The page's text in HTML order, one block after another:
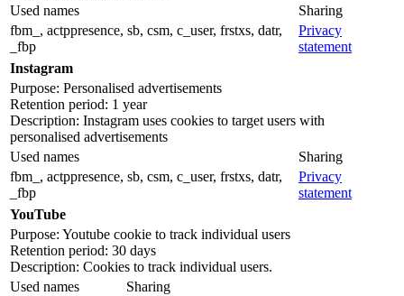
Used names
Sharing
fbm_, actppresence, sb, csm, c_user, frstxs, datr,
_fbp
Privacy
statement
Instagram
Purpose: Personalised advertisements
Retention period: 1 year
Description: Instagram uses cookies to target users with
personalised advertisements
Used names
Sharing
fbm_, actppresence, sb, csm, c_user, frstxs, datr,
_fbp
Privacy
statement
YouTube
Purpose: Youtube cookie to track individual users
Retention period: 30 days
Description: Cookies to track individual users.
Used names
Sharing